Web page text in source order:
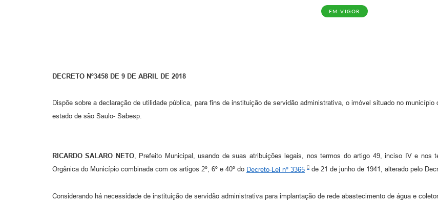
EM VIGOR
DECRETO Nº3458 DE 9 DE ABRIL DE 2018
Dispõe sobre a declaração de utilidade pública, para fins de instituição de servidão administrativa, o imóvel situado no
estado de são Saulo- Sabesp.
RICARDO SALARO NETO, Prefeito Municipal, usando de suas atribuições legais, nos termos do artigo 49, inciso IV e
Orgânica do Município combinada com os artigos 2º, 6º e 40º do Decreto-Lei nº 3365 de 21 de junho de 1941, alterado pelo
Considerando há necessidade de instituição de servidão administrativa para implantação de rede abastecimento de água e